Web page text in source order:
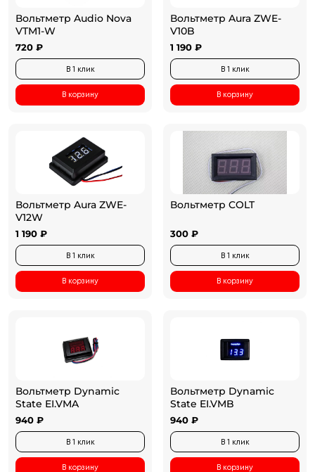
Вольтметр Audio Nova
VTM1-W
720 ₽
В 1 клик
В корзину
Вольтметр Aura ZWE-
V10B
1 190 ₽
В 1 клик
В корзину
Вольтметр Aura ZWE-
V12W
1 190 ₽
В 1 клик
В корзину
Вольтметр COLT
300 ₽
В 1 клик
В корзину
Вольтметр Dynamic
State EI.VMA
940 ₽
В 1 клик
В корзину
Вольтметр Dynamic
State EI.VMB
940 ₽
В 1 клик
В корзину